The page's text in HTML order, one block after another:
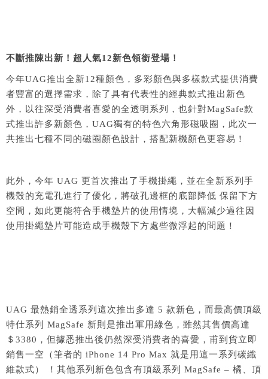
不斷推陳出新！超人氣12新色領銜登場！
今年UAG推出全新12種顏色，多彩顏色與多樣款式提供消費
者豐富的選擇需求，除了具有代表性的經典款式推出新色
外，以往深受消費者喜愛的全透明系列，也針對MagSafe款
式推出許多新顏色，UAG獨有的特色六角形磁吸圈，此次一
共推出七種不同的磁圈顏色設計，搭配新機顏色更容易！
此外，今年 UAG 更首次推出了手機掛繩，並在全新系列手
機殼的充電孔進行了優化，將破孔邊框的底部降低 保留下方
空間，如此更能符合手機墊片的使用情境，大幅減少過往因
使用掛繩墊片可能造成手機殼下方處些微浮起的問題！
UAG 最熱銷全透系列這次推出多達 5 款新色，而最高價頂級
特仕系列 MagSafe 新則是推出軍用綠色，雖然其售價高達
＄3380，但據悉推出後仍然深受消費者的喜愛，甫到貨立即
銷售一空（筆者的 iPhone 14 Pro Max 就是用這一系列碳纖
維款式） ！其他系列新色包含有頂級系列 MagSafe – 橘、頂